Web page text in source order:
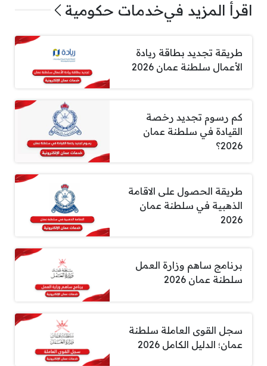
اقرأ المزيد فيخدمات حكومية
طريقة تجديد بطاقة ريادة
الأعمال سلطنة عمان 2026
كم رسوم تجديد رخصة
القيادة في سلطنة عمان
2026؟
طريقة الحصول على الاقامة
الذهبية في سلطنة عمان
2026
برنامج ساهم وزارة العمل
سلطنة عمان 2026
سجل القوى العاملة سلطنة
عمان؛ الدليل الكامل 2026